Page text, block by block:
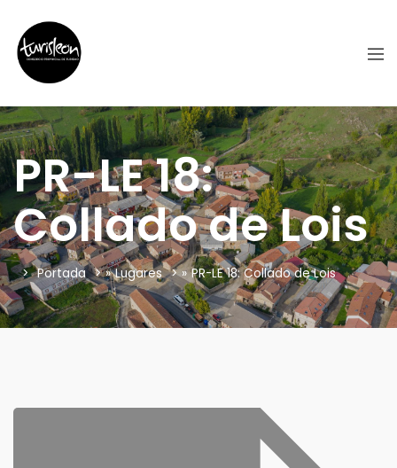
PR-LE 18:
Collado de Lois
Portada » Lugares » PR-LE 18: Collado de Lois